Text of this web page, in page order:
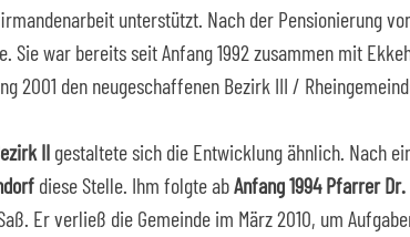
unterstützt. Nach der Pensionierung
Sie war bereits seit Anfang 1992 zusammen mit
2001 den neugeschaffenen Bezirk III /
II gestaltete sich die Entwicklung ähnlich. Nach
diese Stelle. Ihm folgte abAnfang 1994 Pfarrer
Er verließ die Gemeinde im März 2010, um